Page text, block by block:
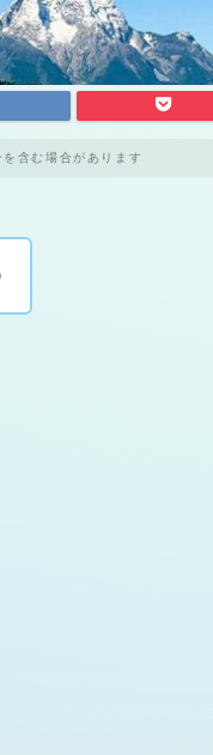
含む場合があります